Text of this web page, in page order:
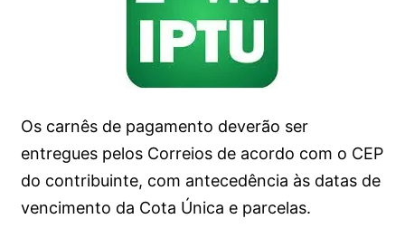
Os carnês de pagamento deverão ser
entregues pelos Correios de acordo com o CEP
do contribuinte, com antecedência às datas de
vencimento da Cota Única e parcelas.